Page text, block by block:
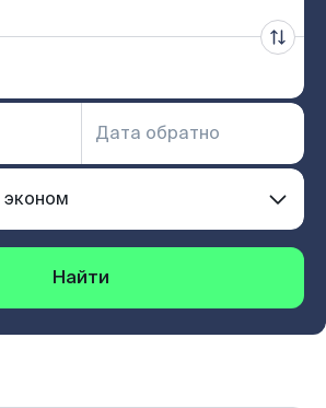
Найти